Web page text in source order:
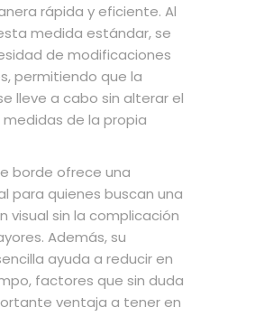
rápida y eficiente. Al
medida estándar, se
de modificaciones
permitiendo que la
lleve a cabo sin alterar el
medidas de la propia
borde ofrece una
para quienes buscan una
visual sin la complicación
Además, su
ayuda a reducir en
factores que sin duda
ventaja a tener en